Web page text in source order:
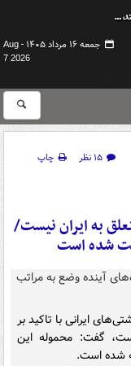
جمعه ۱۶ مرداد ۱۴۰۵ -
Aug
7 2026
۱۵ نظر
چاپ
به ایران نیست/
شده است
ایرانی با تاکید بر
گفت: محموله این
شده است.